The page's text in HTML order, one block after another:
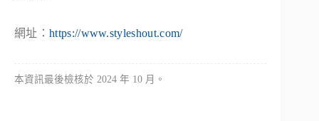
網址： https://www.styleshout.com/
本資訊最後檢核於 2024 年 10 月。